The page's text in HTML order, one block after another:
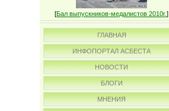
[Бал выпускников-медалистов 2010г.]
ГЛАВНАЯ
ИНФОПОРТАЛ АСБЕСТА
НОВОСТИ
БЛОГИ
МНЕНИЯ